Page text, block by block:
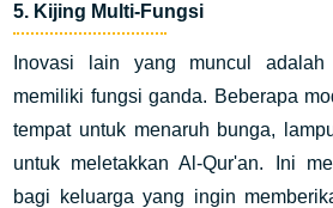
5. Kijing Multi-Fungsi
Inovasi lain yang muncul adalah
memiliki fungsi ganda. Beberapa
tempat untuk menaruh bunga,
untuk meletakkan Al-Qur'an. Ini
bagi keluarga yang ingin